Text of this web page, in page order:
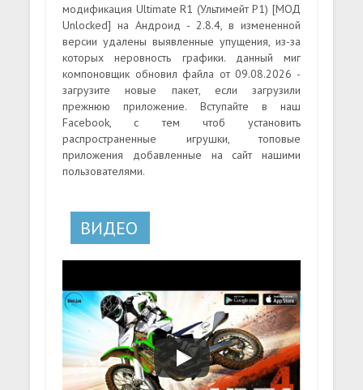
модификация Ultimate R1 (Ультимейт Р1) [МОД
Unlocked] на Андроид - 2.8.4, в измененной
версии удалены выявленные упущения, из-за
которых неровность графики. данный миг
компоновщик обновил файла от 09.08.2026 -
загрузите новые пакет, если загрузили
прежнюю приложение. Вступайте в наш
Facebook, с тем чтоб установить
распространенные игрушки, топовые
приложения добавленные на сайт нашими
пользователями.
ВИДЕО